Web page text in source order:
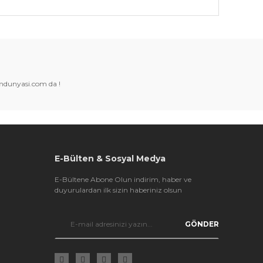
tarafımıza iletebilirsiniz.
da !
E-Bülten & Sosyal Medya
E-Bültene Abone Olun indirim, haber ve
duyurulardan ilk sizin haberiniz olsun
GÖNDER